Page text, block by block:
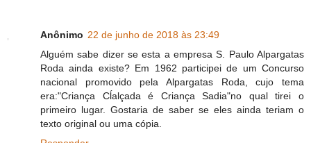
Anônimo 22 de junho de 2018 às 23:49
Alguém sabe dizer se esta a empresa S. Paulo Alpargatas
Roda ainda existe? Em 1962 participei de um Concurso
nacional promovido pela Alpargatas Roda, cujo tema
era:"Criança Cĺalçada é Criança Sadia"no qual tirei o
primeiro lugar. Gostaria de saber se eles ainda teriam o
texto original ou uma cópia.